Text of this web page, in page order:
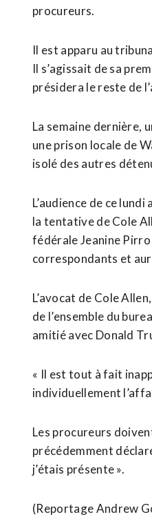
procureurs.
Il est apparu au
Il s’agissait de sa
présidera le reste de
La semaine dernière,
une prison locale de
isolé des autres
L’audience de ce
la tentative de Cole
fédérale Jeanine
correspondants et
L’avocat de Cole
de l’ensemble du
amitié avec Donald
« Il est tout à fait
individuellement
Les procureurs
précédemment
j’étais ​présente ».
(Reportage Andrew